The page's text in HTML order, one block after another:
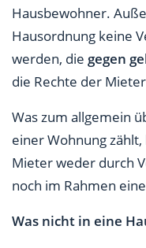
Hausbewohner.
Hausordnung keine
werden, die gegen
die Rechte der
Was zum allgemein
einer Wohnung
Mieter weder durch
noch im Rahmen
Was nicht in eine